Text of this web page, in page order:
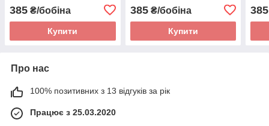
385 ₴/бобіна
Купити
385₴/бобіна
Купити
385
Про нас
100% позитивних з 13 відгуків за рік
Працює з 25.03.2020